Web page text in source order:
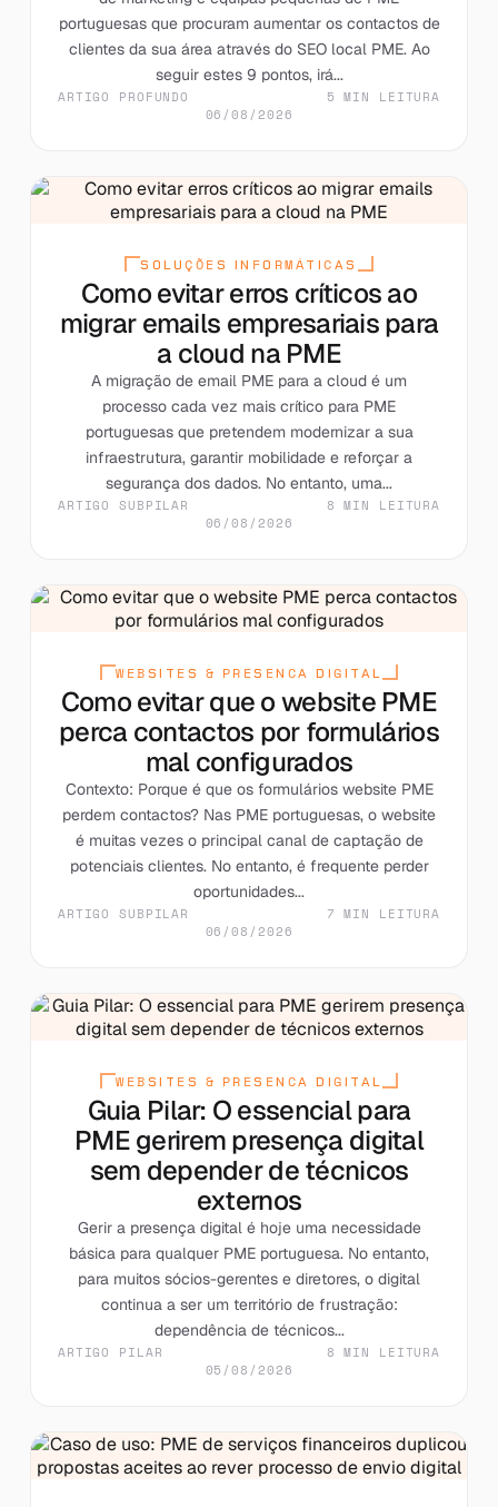
portuguesas que procuram aumentar os contactos de
clientes da sua área através do SEO local PME. Ao
seguir estes 9 pontos, irá...
ARTIGO PROFUNDO
5 MIN LEITURA
06/08/2026
SOLUÇÕES INFORMÁTICAS
Como evitar erros críticos ao
migrar emails empresariais para
a cloud na PME
A migração de email PME para a cloud é um
processo cada vez mais crítico para PME
portuguesas que pretendem modernizar a sua
infraestrutura, garantir mobilidade e reforçar a
segurança dos dados. No entanto, uma...
ARTIGO SUBPILAR
8 MIN LEITURA
06/08/2026
WEBSITES & PRESENCA DIGITAL
Como evitar que o website PME
perca contactos por formulários
mal configurados
Contexto: Porque é que os formulários website PME
perdem contactos? Nas PME portuguesas, o website
é muitas vezes o principal canal de captação de
potenciais clientes. No entanto, é frequente perder
oportunidades...
ARTIGO SUBPILAR
7 MIN LEITURA
06/08/2026
WEBSITES & PRESENCA DIGITAL
Guia Pilar: O essencial para
PME gerirem presença digital
sem depender de técnicos
externos
Gerir a presença digital é hoje uma necessidade
básica para qualquer PME portuguesa. No entanto,
para muitos sócios-gerentes e diretores, o digital
continua a ser um território de frustração:
dependência de técnicos...
ARTIGO PILAR
8 MIN LEITURA
05/08/2026